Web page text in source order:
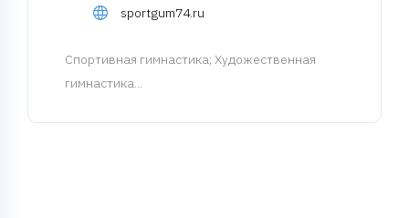
sportgum74.ru
Спортивная гимнастика; Художественная
гимнастика...